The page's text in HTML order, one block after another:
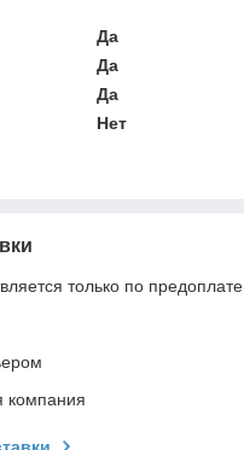
Да
Да
Да
Нет
только по предоплате.
компания